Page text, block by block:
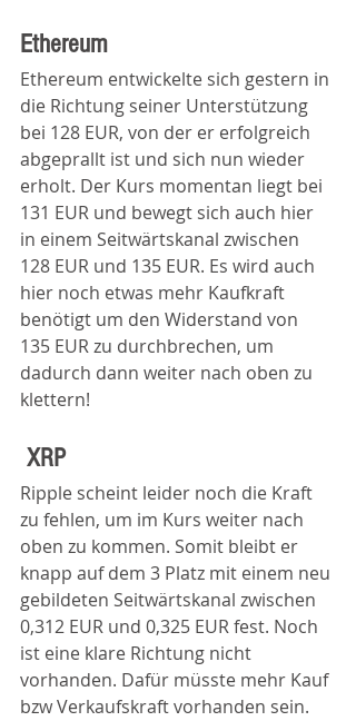
Ethereum
Ethereum entwickelte sich gestern in
die Richtung seiner Unterstützung
bei 128 EUR, von der er erfolgreich
abgeprallt ist und sich nun wieder
erholt. Der Kurs momentan liegt bei
131 EUR und bewegt sich auch hier
in einem Seitwärtskanal zwischen
128 EUR und 135 EUR. Es wird auch
hier noch etwas mehr Kaufkraft
benötigt um den Widerstand von
135 EUR zu durchbrechen, um
dadurch dann weiter nach oben zu
klettern!
XRP
Ripple scheint leider noch die Kraft
zu fehlen, um im Kurs weiter nach
oben zu kommen. Somit bleibt er
knapp auf dem 3 Platz mit einem neu
gebildeten Seitwärtskanal zwischen
0,312 EUR und 0,325 EUR fest. Noch
ist eine klare Richtung nicht
vorhanden. Dafür müsste mehr Kauf
bzw Verkaufskraft vorhanden sein.